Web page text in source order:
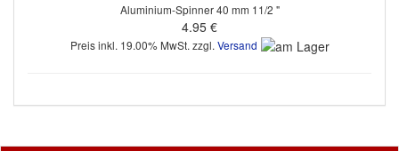
Aluminium-Spinner 40 mm 11/2 "
4.95 €
Preis inkl. 19.00% MwSt. zzgl. Versand